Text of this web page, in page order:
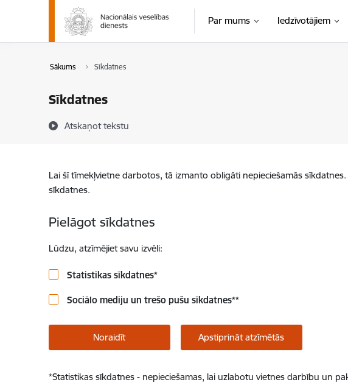
Pāriet uz lapas saturu
Par mums Iedzīvotājiem
Sākums Sīkdatnes
Sīkdatnes
Atskaņot tekstu
Lai šī tīmekļvietne darbotos, tā izmanto obligāti nepieciešamās
sīkdatnes.
Pielāgot sīkdatnes
Lūdzu, atzīmējiet savu izvēli:
Statistikas sīkdatnes*
Sociālo mediju un trešo pušu sīkdatnes**
Noraidīt Apstiprināt atzīmētās
*Statistikas sīkdatnes - nepieciešamas, lai uzlabotu vietnes darbību un